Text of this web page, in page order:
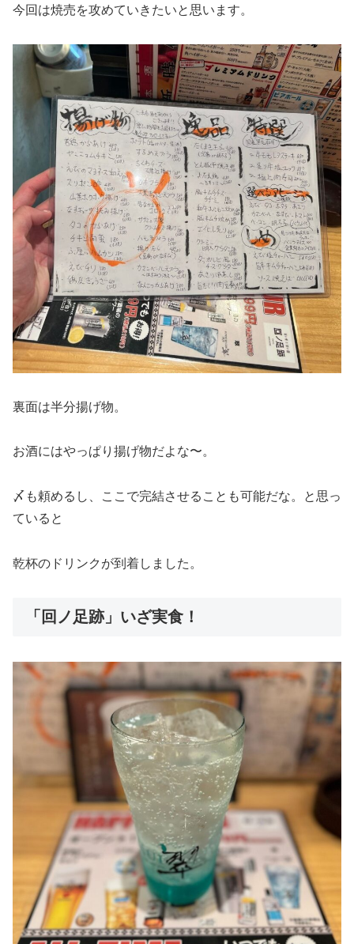
今回は焼売を攻めていきたいと思います。
裏面は半分揚げ物。
お酒にはやっぱり揚げ物だよな〜。
〆も頼めるし、ここで完結させることも可能だな。と思っ
ていると
乾杯のドリンクが到着しました。
「回ノ足跡」いざ実食！